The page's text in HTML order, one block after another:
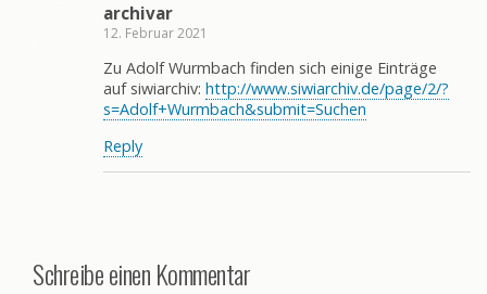
archivar
12. Februar 2021
Zu Adolf Wurmbach finden sich einige Einträge
auf siwiarchiv: http://www.siwiarchiv.de/page/2/?
s=Adolf+Wurmbach&submit=Suchen
Reply
Schreibe einen Kommentar